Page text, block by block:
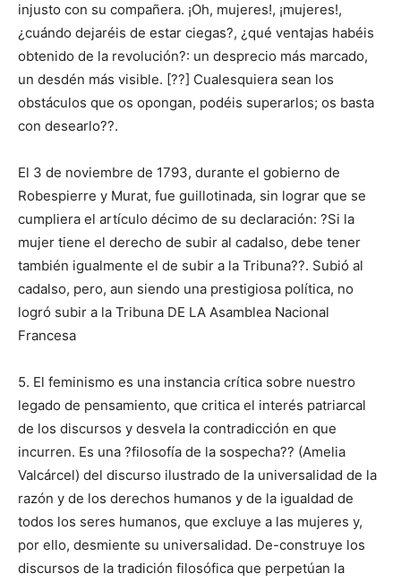
injusto con su compañera. ¡Oh, mujeres!, ¡mujeres!,
¿cuándo dejaréis de estar ciegas?, ¿qué ventajas habéis
obtenido de la revolución?: un desprecio más marcado,
un desdén más visible. [??] Cualesquiera sean los
obstáculos que os opongan, podéis superarlos; os basta
con desearlo??.
El 3 de noviembre de 1793, durante el gobierno de
Robespierre y Murat, fue guillotinada, sin lograr que se
cumpliera el artículo décimo de su declaración: ?Si la
mujer tiene el derecho de subir al cadalso, debe tener
también igualmente el de subir a la Tribuna??. Subió al
cadalso, pero, aun siendo una prestigiosa política, no
logró subir a la Tribuna DE LA Asamblea Nacional
Francesa
5. El feminismo es una instancia crítica sobre nuestro
legado de pensamiento, que critica el interés patriarcal
de los discursos y desvela la contradicción en que
incurren. Es una ?filosofía de la sospecha?? (Amelia
Valcárcel) del discurso ilustrado de la universalidad de la
razón y de los derechos humanos y de la igualdad de
todos los seres humanos, que excluye a las mujeres y,
por ello, desmiente su universalidad. De-construye los
discursos de la tradición filosófica que perpetúan la